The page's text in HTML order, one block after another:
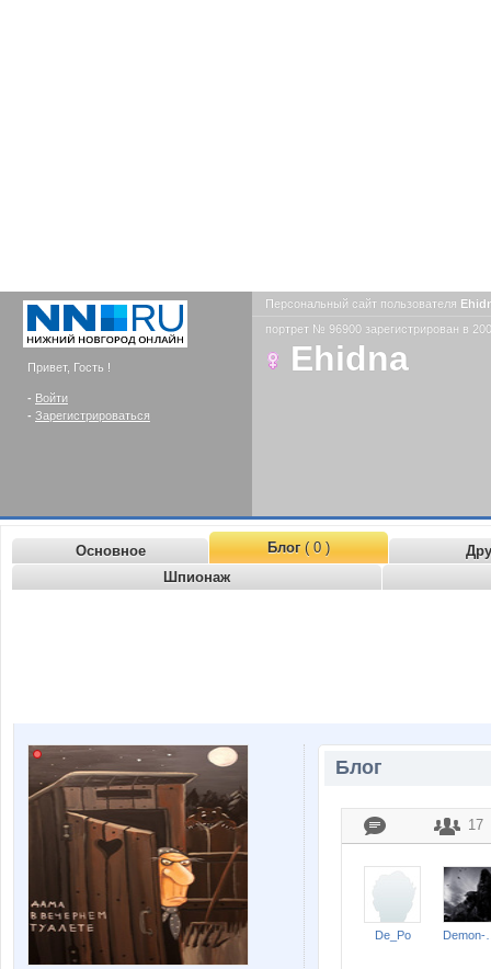
Привет, Гость !
- Войти
- Зарегистрироваться
Персональный сайт пользователя
портрет № 96900 зарегистрирован в
Ehidna
Основное Блог( 0 )
Шпионаж
Блог
17
De_Po